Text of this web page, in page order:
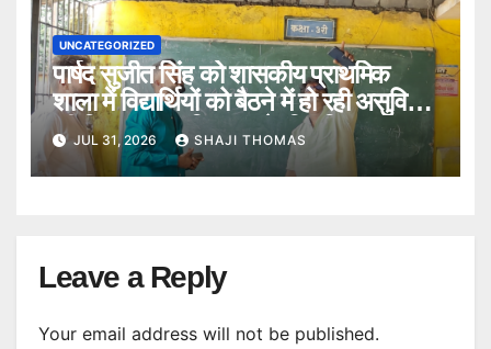
UNCATEGORIZED
पार्षद सुजीत सिंह को शासकीय प्राथमिक
शाला में विद्यार्थियों को बैठने में हो रही असुविधा
की शिकायत पर विद्यालय के स्थिति का
निरीक्षण किया।
JUL 31, 2026 SHAJI THOMAS
Leave a Reply
Your email address will not be published.